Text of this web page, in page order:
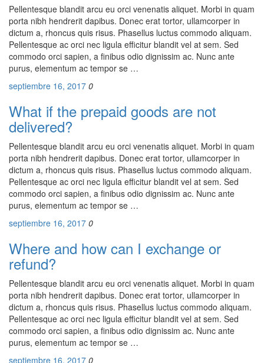
Pellentesque blandit arcu eu orci venenatis aliquet. Morbi in quam
porta nibh hendrerit dapibus. Donec erat tortor, ullamcorper in
dictum a, rhoncus quis risus. Phasellus luctus commodo aliquam.
Pellentesque ac orci nec ligula efficitur blandit vel at sem. Sed
commodo orci sapien, a finibus odio dignissim ac. Nunc ante
purus, elementum ac tempor se …
septiembre 16, 2017 0
What if the prepaid goods are not
delivered?
Pellentesque blandit arcu eu orci venenatis aliquet. Morbi in quam
porta nibh hendrerit dapibus. Donec erat tortor, ullamcorper in
dictum a, rhoncus quis risus. Phasellus luctus commodo aliquam.
Pellentesque ac orci nec ligula efficitur blandit vel at sem. Sed
commodo orci sapien, a finibus odio dignissim ac. Nunc ante
purus, elementum ac tempor se …
septiembre 16, 2017 0
Where and how can I exchange or
refund?
Pellentesque blandit arcu eu orci venenatis aliquet. Morbi in quam
porta nibh hendrerit dapibus. Donec erat tortor, ullamcorper in
dictum a, rhoncus quis risus. Phasellus luctus commodo aliquam.
Pellentesque ac orci nec ligula efficitur blandit vel at sem. Sed
commodo orci sapien, a finibus odio dignissim ac. Nunc ante
purus, elementum ac tempor se …
septiembre 16, 2017 0